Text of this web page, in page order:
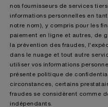
nos fournisseurs de services
informations personnelles en
notre nom), y compris pour les
paiement en ligne et autres, de
la prévention des fraudes,
dans le nuage et tout autre
utiliser vos informations
présente politique de
circonstances, certains
fraudes se considèrent comme
indépendants.